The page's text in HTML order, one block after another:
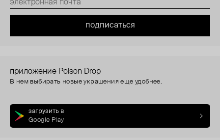
подписаться
приложение Poison Drop
В нем выбирать новые украшения еще удобнее.
загрузить в
Google Play